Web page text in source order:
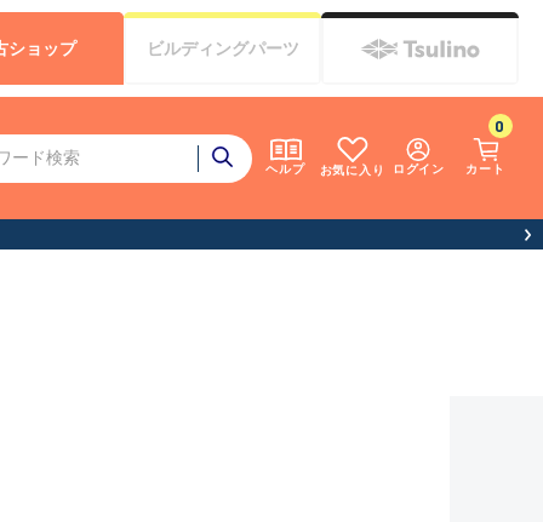
ヘルプ お気に入り ログイン カート
0
ショップ ビルディングパーツ